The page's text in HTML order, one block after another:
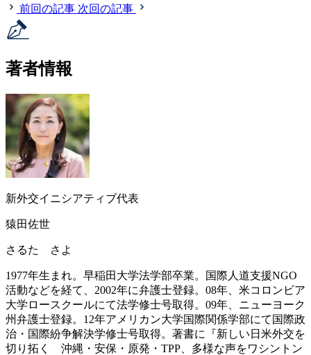
前回の記事 次回の記事
著者情報
新外交イニシアティブ代表
猿田佐世
さるた さよ
1977年生まれ。早稲田大学法学部卒業。国際人道支援NGO
活動などを経て、2002年に弁護士登録。08年、米コロンビア
大学ロースクールにて法学修士号取得。09年、ニューヨーク
州弁護士登録。12年アメリカン大学国際関係学部にて国際政
治・国際紛争解決学修士号取得。著書に『新しい日米外交を
切り拓く 沖縄・安保・原発・TPP、多様な声をワシントン